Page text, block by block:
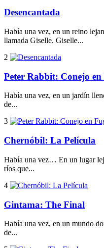
Desencantada
Había una vez, en un reino
llamada Giselle. Giselle...
2
Peter Rabbit: Conejo en
Había una vez, en un jardín
de...
3
Chernóbil: La Película
Había una vez… En un lugar
ríos que...
4
Gintama: The Final
Había una vez, en un mundo
de...